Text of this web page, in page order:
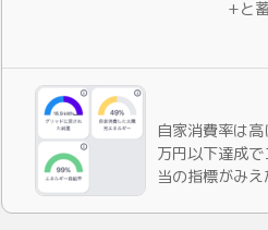
+と
自家消費率は
万円以下達成
当の指標がみえ